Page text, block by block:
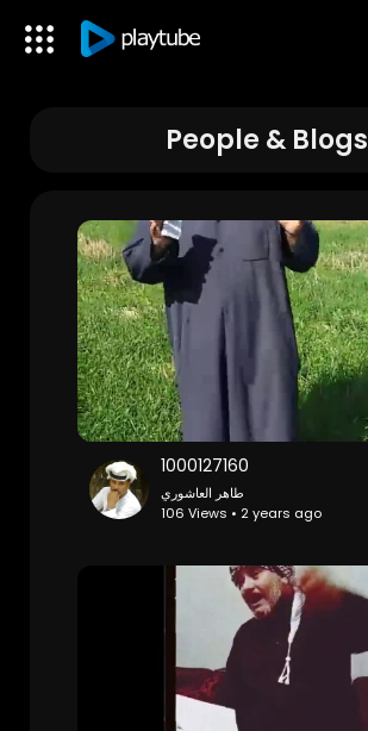
People & Blogs
1000127160
طاهر العاشوري
106 Views • 2 years ago